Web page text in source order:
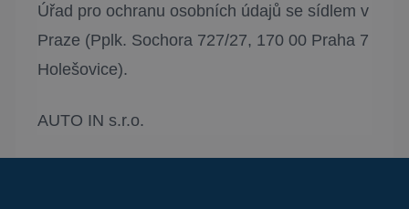
Úřad pro ochranu osobních údajů se sídlem v
Praze (Pplk. Sochora 727/27, 170 00 Praha 7
Holešovice).
AUTO IN s.r.o.